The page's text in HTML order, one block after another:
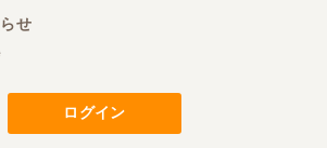
せ
ログイン